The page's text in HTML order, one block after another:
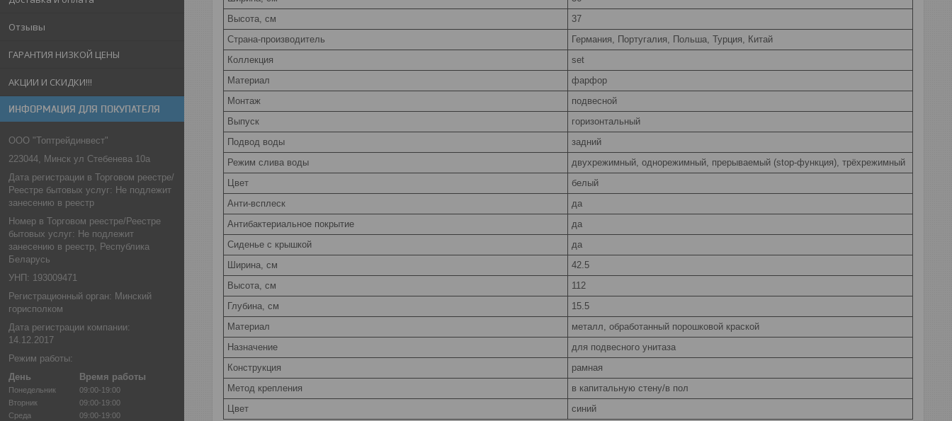
Отзывы
ГАРАНТИЯ НИЗКОЙ ЦЕНЫ
АКЦИИ И СКИДКИ!!!
ИНФОРМАЦИЯ ДЛЯ ПОКУПАТЕЛЯ
ООО "Топтрейдинвест"
223044, Минск ул Стебенева 10а
Дата регистрации в Торговом реестре/
Реестре бытовых услуг: Не подлежит
занесению в реестр
Номер в Торговом реестре/Реестре
бытовых услуг: Не подлежит
занесению в реестр, Республика
Беларусь
УНП: 193009471
Регистрационный орган: Минский
горисполком
Дата регистрации компании:
14.12.2017
Режим работы:
День
Время работы
Понедельник
09:00-19:00
Вторник
09:00-19:00
Среда
09:00-19:00
Высота, см
37
Страна-производитель
Германия, Португалия, Польша, Турция, Китай
Коллекция
set
Материал
фарфор
Монтаж
подвесной
Выпуск
горизонтальный
Подвод воды
задний
Режим слива воды
двухрежимный, однорежимный, прерываемый (stop-функция), трёхрежимный
Цвет
белый
Анти-всплеск
да
Антибактериальное покрытие
да
Сиденье c крышкой
да
Ширина, см
42.5
Высота, см
112
Глубина, см
15.5
Материал
металл, обработанный порошковой краской
Назначение
для подвесного унитаза
Конструкция
рамная
Метод крепления
в капитальную стену/в пол
Цвет
синий